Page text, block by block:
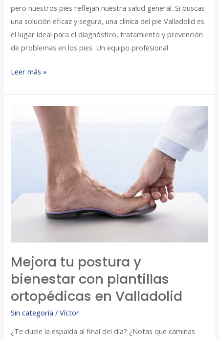
pero nuestros pies reflejan nuestra salud general. Si buscas
una solución eficaz y segura, una clínica del pie Valladolid es
el lugar ideal para el diagnóstico, tratamiento y prevención
de problemas en los pies. Un equipo profesional
Leer más »
Mejora tu postura y
bienestar con plantillas
ortopédicas en Valladolid
Sin categoría /Víctor
¿Te duele la espalda al final del día? ¿Notas que caminas
Mejora
plantillas
ortopédicas